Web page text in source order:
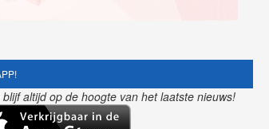
altijd op de hoogte van het laatste nieuws!